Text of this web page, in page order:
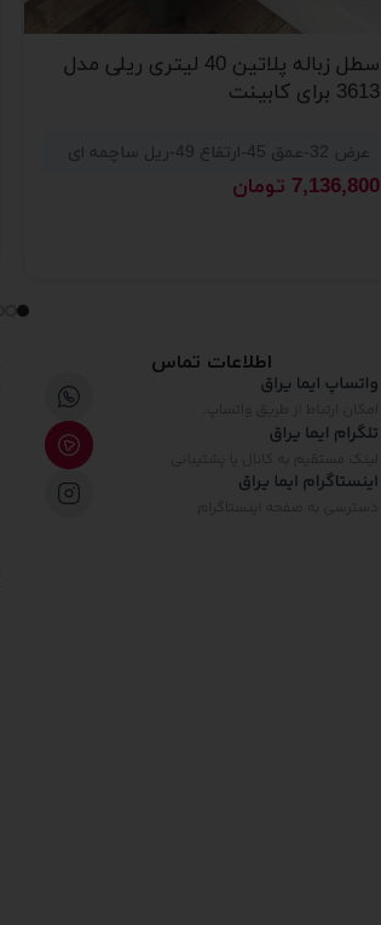
سطل زباله پلاتین 40 لیتری ریلی مدل
3613 برای کابینت
عرض 32-عمق 45-ارتفاع 49-ریل ساچمه ای
7,136,800 تومان
اطلاعات تماس